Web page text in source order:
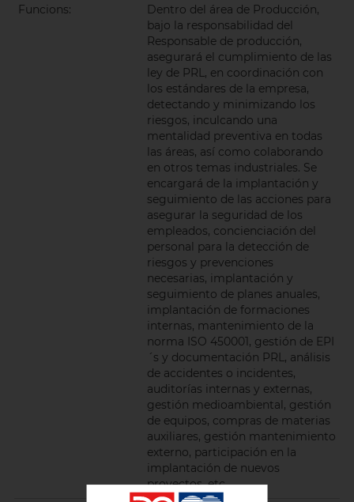
Funcions:
Dentro del área de Producción,
bajo la responsabilidad del
Responsable de producción,
asegurará el cumplimiento de las
ley de PRL, en coordinación con
los estándares de la empresa,
detectando y minimizando los
riesgos, inculcando una
mentalidad preventiva en todas
las áreas, así como colaborando
en otros temas industriales. Se
encargará de la implantación y
seguimiento de las acciones para
asegurar la seguridad de los
empleados, concienciación del
personal para la detección de
riesgos y prevenciones
necesarias, implantación y
seguimiento de planes anuales,
implantación de formaciones
internas, mantenimiento de la
norma ISO 450001, gestión de EPI
´s y documentación PRL, análisis
de accidentes o incidentes,
auditorías internas y externas,
gestión medioambiental, gestión
de equipos, compras de materias
auxiliares, gestión mantenimiento
externo, participación en la
implantación de nuevos
proyectos, etc.